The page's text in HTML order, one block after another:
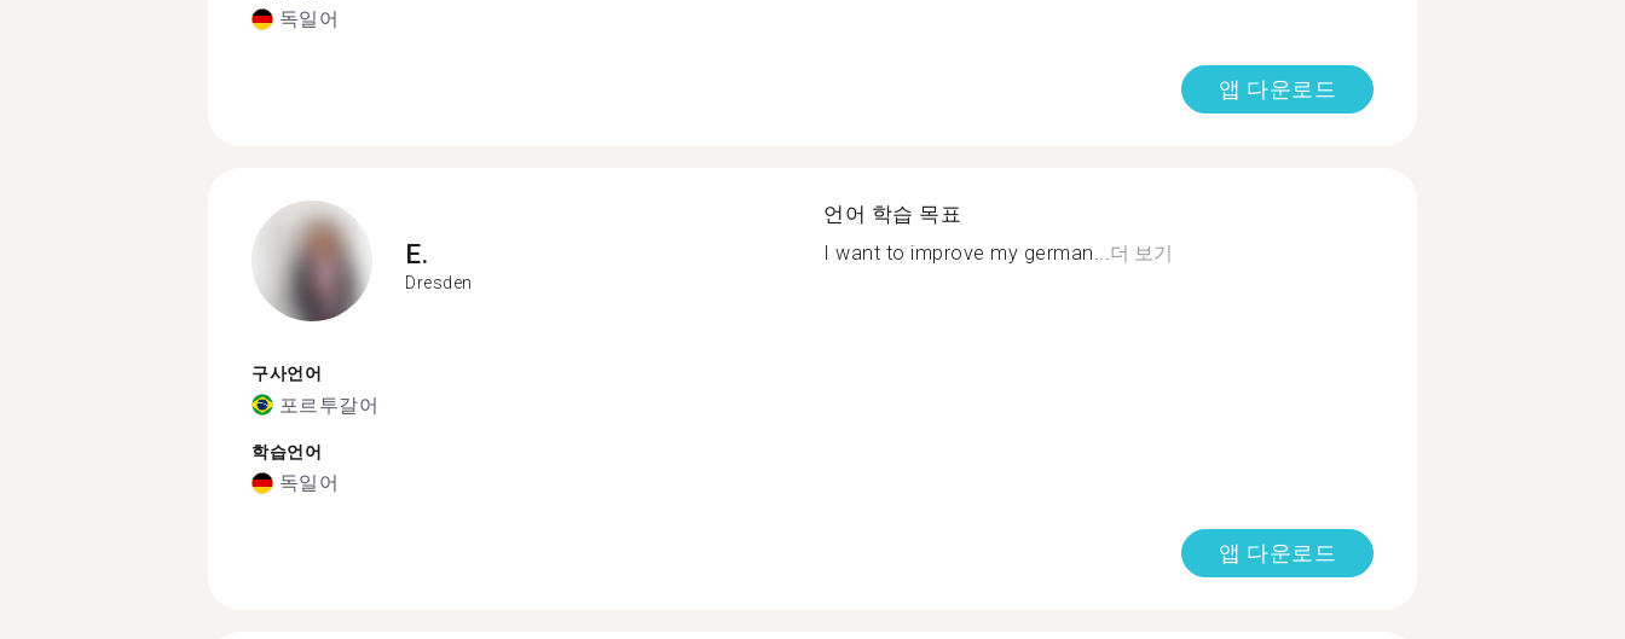
독일어
앱 다운로드
E.
Dresden
구사언어
포르투갈어
학습언어
독일어
언어 학습 목표
I want to improve my german...더 보기
앱 다운로드